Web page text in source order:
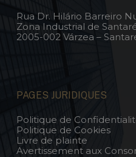
Rua Dr. Hilário Barreiro
Zona Industrial de
2005-002 Várzea –
PAGES JURIDIQUES
Politique de
Politique de Cookies
Livre de plainte
Avertissement aux